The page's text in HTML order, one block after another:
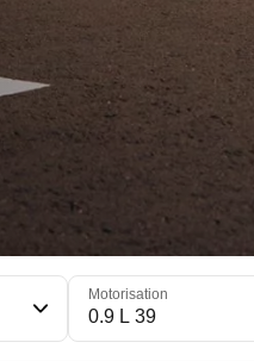
Motorisation
0.9 L 39